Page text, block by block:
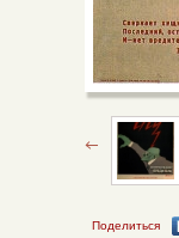
Поделиться